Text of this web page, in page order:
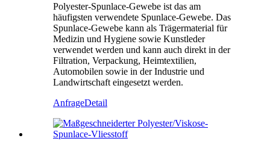
Polyester-Spunlace-Gewebe ist das am
häufigsten verwendete Spunlace-Gewebe. Das
Spunlace-Gewebe kann als Trägermaterial für
Medizin und Hygiene sowie Kunstleder
verwendet werden und kann auch direkt in der
Filtration, Verpackung, Heimtextilien,
Automobilen sowie in der Industrie und
Landwirtschaft eingesetzt werden.
AnfrageDetail